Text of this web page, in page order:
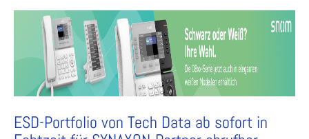
ESD-Portfolio von Tech Data ab sofort in